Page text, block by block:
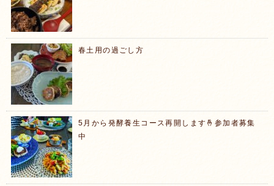
春土用の過ごし方
5月から発酵養生コース再開します🤞参加者募集
中